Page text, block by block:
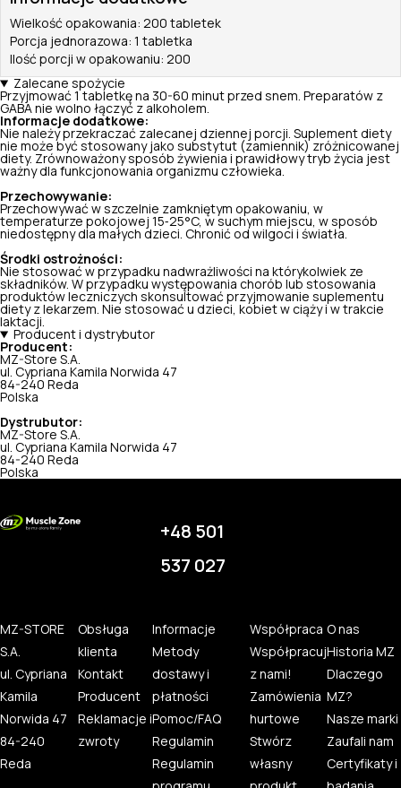
Wielkość opakowania: 200 tabletek
Porcja jednorazowa: 1 tabletka
Ilość porcji w opakowaniu: 200
Zalecane spożycie
Przyjmować 1 tabletkę na 30-60 minut przed snem. Preparatów z
GABA nie wolno łączyć z alkoholem.
Informacje dodatkowe:
Nie należy przekraczać zalecanej dziennej porcji. Suplement diety
nie może być stosowany jako substytut (zamiennik) zróżnicowanej
diety. Zrównoważony sposób żywienia i prawidłowy tryb życia jest
ważny dla funkcjonowania organizmu człowieka.
Przechowywanie:
Przechowywać w szczelnie zamkniętym opakowaniu, w
temperaturze pokojowej 15‑25°C, w suchym miejscu, w sposób
niedostępny dla małych dzieci. Chronić od wilgoci i światła.
Środki ostrożności:
Nie stosować w przypadku nadwrażliwości na którykolwiek ze
składników. W przypadku występowania chorób lub stosowania
produktów leczniczych skonsultować przyjmowanie suplementu
diety z lekarzem. Nie stosować u dzieci, kobiet w ciąży i w trakcie
laktacji.
Producent i dystrybutor
Producent:
MZ-Store S.A.
ul. Cypriana Kamila Norwida 47
84-240 Reda
Polska
Dystrubutor:
MZ-Store S.A.
ul. Cypriana Kamila Norwida 47
84-240 Reda
Polska
+48 501
537 027
MZ-STORE
S.A.
ul. Cypriana
Kamila
Norwida 47
84-240
Reda
Obsługa
klienta
Kontakt
Producent
Reklamacje i
zwroty
Informacje
Metody
dostawy i
płatności
Pomoc/FAQ
Regulamin
Regulamin
Współpraca
Współpracuj
z nami!
Zamówienia
hurtowe
Stwórz
własny
O nas
Historia MZ
Dlaczego
MZ?
Nasze marki
Zaufali nam
Certyfikaty i